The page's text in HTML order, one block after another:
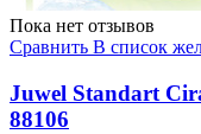
Пока нет отзывов
Сравнить В список
Juwel Standart
88106